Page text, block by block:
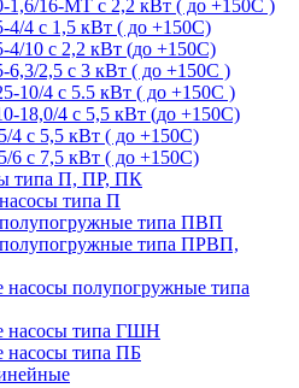
16-МТ с 2,2 кВт ( до +150С )
4 с 1,5 кВт ( до +150С)
10 с 2,2 кВт (до +150С)
2,5 с 3 кВт ( до +150С )
4 с 5.5 кВт ( до +150С )
4 с 5,5 кВт (до +150С)
4 с 5,5 кВт ( до +150С)
6 с 7,5 кВт ( до +150С)
типа П, ПР, ПК
типа П
типа ПВП
типа ПРВП,
полупогружные типа
насосы типа ГШН
типа ПБ